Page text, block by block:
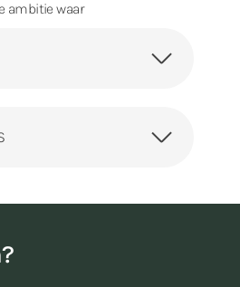
ambitie waar